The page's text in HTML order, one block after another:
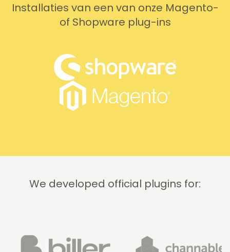
Installaties van een van onze Magento-
of Shopware plug-ins
We developed official plugins for: